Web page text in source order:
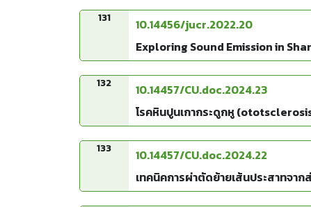
131 10.14456/jucr.2022.20
Exploring Sound Emission in
132 10.14457/CU.doc.2024.23
โรคหินปูนเกากระดูกหู
133 10.14457/CU.doc.2024.22
เทคนิคการผ่าตัดย้ายเส้นประสาทจ